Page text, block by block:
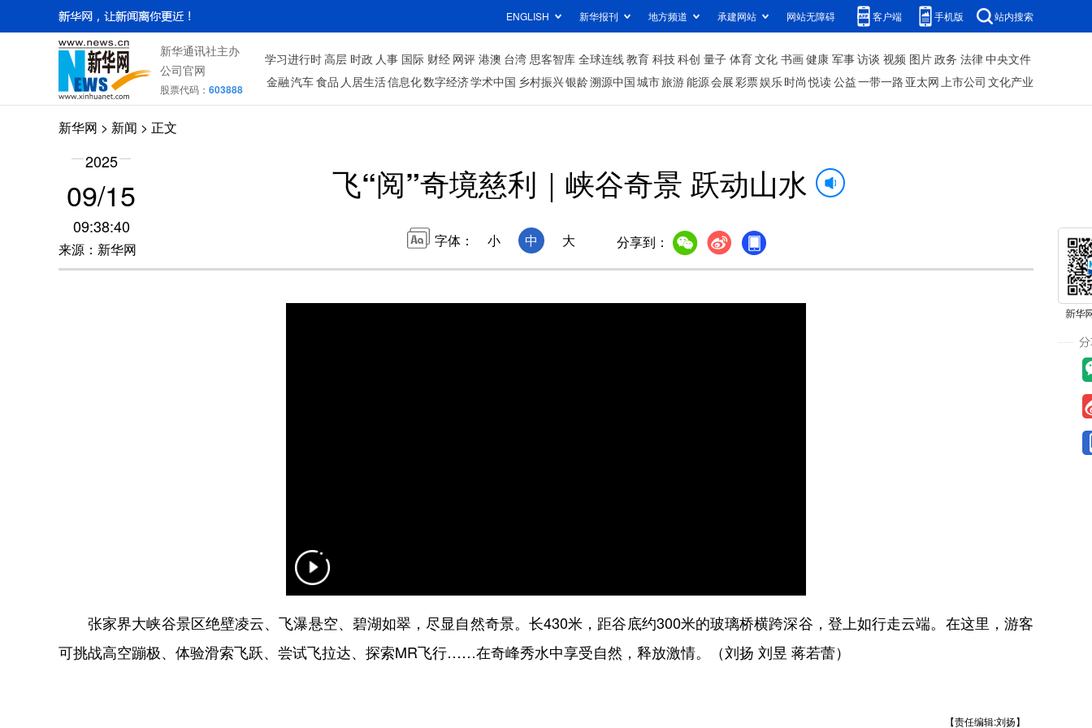
ENGLISH 新华报刊 地方频道 承建网站 网站无障碍 客户端 手机版 站内搜索
新华通讯社主办
公司官网
股票代码： 603888
学习进行时高层 时政 人事 国际 财经 网评 港澳 台湾 思客智库 全球连线教育 科技科创 量子 体育文化 书画健康 军事访谈 视频 图片政务 法律中央文件
金融汽车食品 人居生活信息化数字经济学术中国 乡村振兴银龄溯源中国城市旅游能源会展彩票娱乐时尚 悦读公益一带一路 亚太网上市公司 文化产业
新华网 > 新闻 > 正文
2025
09/15
09:38:40
来源：新华网
飞“阅”奇境慈利｜峡谷奇景 跃动山水
字体： 小 中 大 分享到：
张家界大峡谷景区绝壁凌云、飞瀑悬空、碧湖如翠，尽显自然奇景。长430米，距谷底约300米的玻璃桥横跨深谷，登上如行走云端。在这里，游客
可挑战高空蹦极、体验滑索飞跃、尝试飞拉达、探索MR飞行……在奇峰秀水中享受自然，释放激情。（刘扬 刘昱 蒋若蕾）
【责任编辑:刘扬】